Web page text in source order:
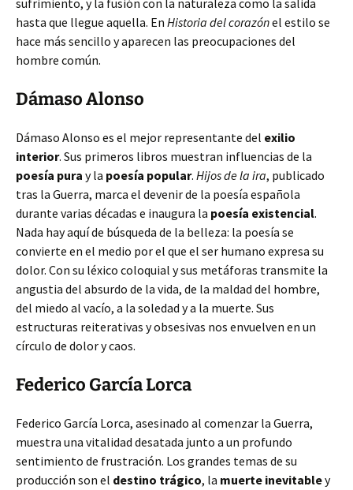
sufrimiento, y la fusión con la naturaleza como la salida
hasta que llegue aquella. En Historia del corazónel estilo se
hace más sencillo y aparecen las preocupaciones del
hombre común.
Dámaso Alonso
Dámaso Alonso es el mejor representante del exilio
interior. Sus primeros libros muestran influencias de la
poesía pura y la poesía popular. Hijos de la ira, publicado
tras la Guerra, marca el devenir de la poesía española
durante varias décadas e inaugura la poesía existencial.
Nada hay aquí de búsqueda de la belleza: la poesía se
convierte en el medio por el que el ser humano expresa su
dolor. Con su léxico coloquial y sus metáforas transmite la
angustia del absurdo de la vida, de la maldad del hombre,
del miedo al vacío, a la soledad y a la muerte. Sus
estructuras reiterativas y obsesivas nos envuelven en un
círculo de dolor y caos.
Federico García Lorca
Federico García Lorca, asesinado al comenzar la Guerra,
muestra una vitalidad desatada junto a un profundo
sentimiento de frustración. Los grandes temas de su
producción son el destino trágico, la muerte inevitabley